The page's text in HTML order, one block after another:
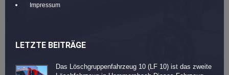
Impressum
LETZTE BEITRÄGE
Das Löschgruppenfahrzeug 10 (LF 10) ist das zweite